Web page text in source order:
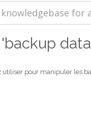
pour manipuler les